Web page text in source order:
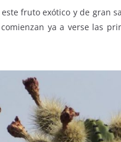
fruto exótico y de gran
ya a verse las